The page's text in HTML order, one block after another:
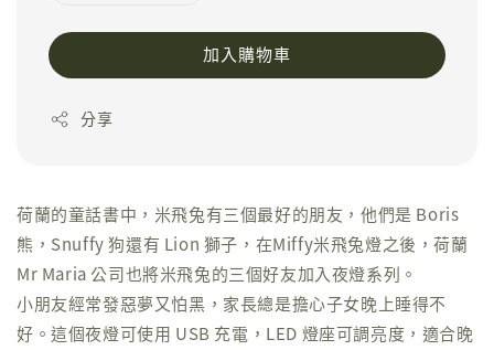
加入購物車
分享
荷蘭的童話書中，米飛兔有三個最好的朋友，他們是 Boris
熊，Snuffy 狗還有 Lion 獅子，在Miffy米飛兔燈之後，荷蘭
Mr Maria 公司也將米飛兔的三個好友加入夜燈系列。
小朋友經常發惡夢又怕黑，家長總是擔心子女晚上睡得不
好。這個夜燈可使用 USB 充電，LED 燈座可調亮度，適合晚